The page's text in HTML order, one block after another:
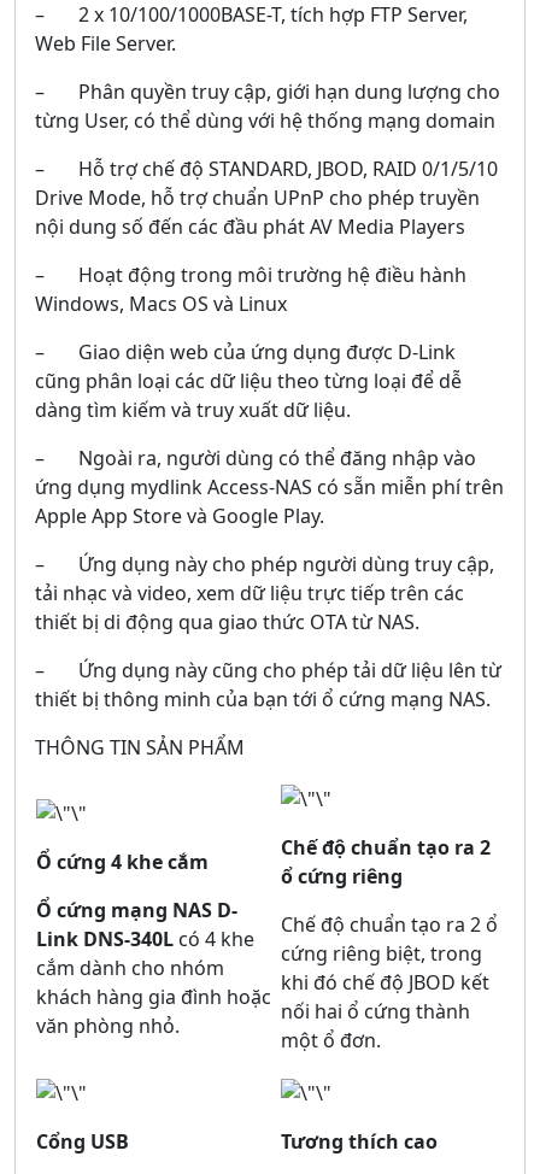
– 2 x 10/100/1000BASE-T, tích hợp FTP Server,
Web File Server.
– Phân quyền truy cập, giới hạn dung lượng cho
từng User, có thể dùng với hệ thống mạng domain
– Hỗ trợ chế độ STANDARD, JBOD, RAID 0/1/5/10
Drive Mode, hỗ trợ chuẩn UPnP cho phép truyền
nội dung số đến các đầu phát AV Media Players
– Hoạt động trong môi trường hệ điều hành
Windows, Macs OS và Linux
– Giao diện web của ứng dụng được D-Link
cũng phân loại các dữ liệu theo từng loại để dễ
dàng tìm kiếm và truy xuất dữ liệu.
– Ngoài ra, người dùng có thể đăng nhập vào
ứng dụng mydlink Access-NAS có sẵn miễn phí trên
Apple App Store và Google Play.
– Ứng dụng này cho phép người dùng truy cập,
tải nhạc và video, xem dữ liệu trực tiếp trên các
thiết bị di động qua giao thức OTA từ NAS.
– Ứng dụng này cũng cho phép tải dữ liệu lên từ
thiết bị thông minh của bạn tới ổ cứng mạng NAS.
THÔNG TIN SẢN PHẨM
Ổ cứng 4 khe cắm
Ổ cứng mạng NAS D-
Link DNS-340L có 4 khe
cắm dành cho nhóm
khách hàng gia đình hoặc
văn phòng nhỏ.
Chế độ chuẩn tạo ra 2
ổ cứng riêng
Chế độ chuẩn tạo ra 2 ổ
cứng riêng biệt, trong
khi đó chế độ JBOD kết
nối hai ổ cứng thành
một ổ đơn.
Cổng USB
Tương thích cao